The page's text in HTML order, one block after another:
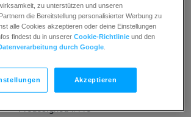
Predesigned #118
zu unterstützen und unseren
die Bereitstellung personalisierter Werbung zu
alle Cookies akzeptieren oder deine Einstellungen
findest du in unsererCookie-Richtlinie und den
durch Google
Akzeptieren